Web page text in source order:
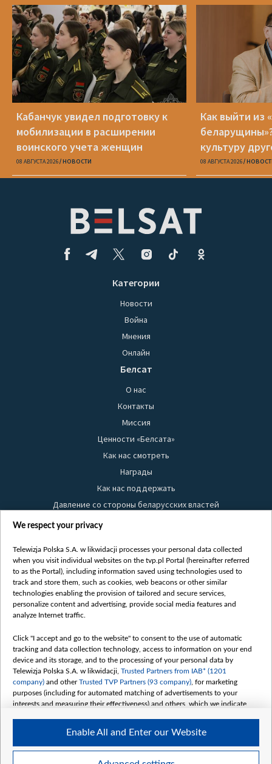
Кабанчук увидел подготовку к
мобилизации в расширении
воинского учета женщин
08 АВГУСТА 2026 НОВОСТИ
Как выйти из
культуру
08 АВГУСТА 2026
Категории
Новости
Война
Мнения
Онлайн
Белсат
О нас
Контакты
Миссия
Ценности «Белсата»
Как нас смотреть
Награды
Как нас поддержать
Давление со стороны беларусских властей
Правила использования материалов
Безопасность
Youtube
Белсат news
Белсат Life
Belsat English
Biełsat PL
Белсат Now
Белсат Shorts
Белсат History
Белсат Music
Белсат Doc
My consents
We respect your privacy
Telewizja Polska S.A. w likwidacji processes your personal data collected
when you visit individual websites on the tvp.pl Portal (hereinafter referred
to as the Portal), including information saved using technologies used to
track and store them, such as cookies, web beacons or other similar
technologies enabling the provision of tailored and secure services,
personalize content and advertising, provide social media features and
analyze Internet traffic.
Click "I accept and go to the website" to consent to the use of automatic
tracking and data collection technology, access to information on your end
device and its storage, and to the processing of your personal data by
Telewizja Polska S.A. w likwidacji, Trusted Partners from IAB* (1201
company) and otherTrusted TVP Partners (93 company) , for marketing
purposes (including for automated matching of advertisements to your
interests and measuring their effectiveness) and others, which we indicate
The purposes of processing your data by TVP S.A. w likwidacji are as
follows:
Enable All and Enter our Website